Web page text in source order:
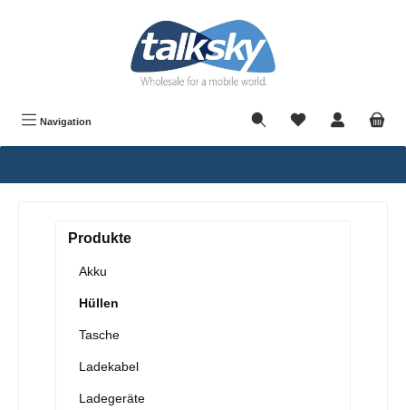
Navigation
Produkte
Akku
Hüllen
Tasche
Ladekabel
Ladegeräte